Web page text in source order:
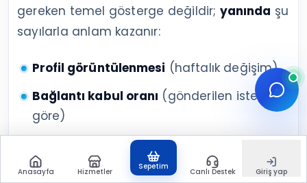
gereken temel gösterge değildir; yanında şu
sayılarla anlam kazanır:
Profil görüntülenmesi (haftalık değişim)
Bağlantı kabul oranı (gönderilen isteğe
göre)
(gönderilen mesaja göre)
Toplantı sayısı
(LinkedIn kaynaklı)
Anasayfa Hizmetler
Sepetim
Canlı Destek Giriş yap